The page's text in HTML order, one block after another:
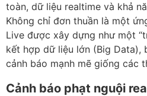
toàn, dữ liệu realtime và khả
Không chỉ đơn thuần là một
Live được xây dựng như một
kết hợp dữ liệu lớn (Big Data),
cảnh báo mạnh mẽ giống các
Cảnh báo phạt nguội